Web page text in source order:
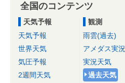
全国のコンテンツ
天気予報
天気予報
世界天気
気圧予報
2週間天気
観測
雨雲(過去)
アメダス実況
実況天気
過去天気